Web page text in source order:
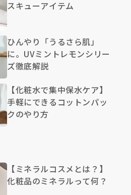
スキューアイテム
ひんやり「うるさら肌」
に。UVミントレモンシリー
ズ徹底解説
【化粧水で集中保水ケア】
手軽にできるコットンパッ
クのやり方
【ミネラルコスメとは？】
化粧品のミネラルって何？